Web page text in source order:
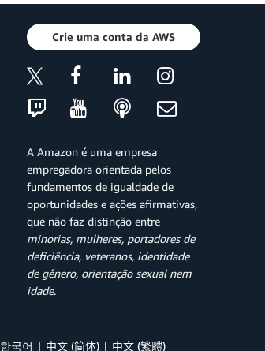
Crie uma conta da AWS
A Amazon é uma empresa
empregadora orientada pelos
fundamentos de igualdade de
oportunidades e ações afirmativas,
que não faz distinção entre
minorias, mulheres, portadores de
deficiência, veteranos, identidade
de gênero, orientação sexual nem
idade.
한국어 中文 (简体) 中文 (繁體)